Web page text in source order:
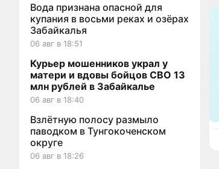
Вода признана опасной для
купания в восьми реках и озёрах
Забайкалья
06 авг в 18:51
Курьер мошенников украл у
матери и вдовы бойцов СВО 13
млн рублей в Забайкалье
06 авг в 18:40
Взлётную полосу размыло
паводком в Тунгокоченском
округе
06 авг в 18:26